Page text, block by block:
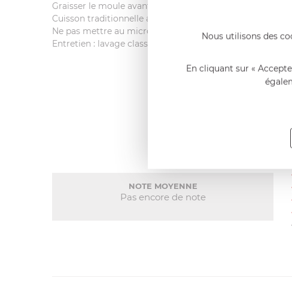
Graisser le moule avant utilisation.
Cuisson traditionnelle au four (220°C max.).
Ne pas mettre au micro-onde. Ne pas utiliser d’objets
Entretien : lavage classique à la main (éponge non-
NOTE MOYENNE
Pas encore de note
Nous utilisons des
En cliquant sur «